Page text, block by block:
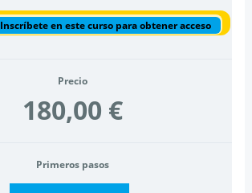
Inscríbete en este curso para obtener acceso
Precio
180,00 €
Primeros pasos